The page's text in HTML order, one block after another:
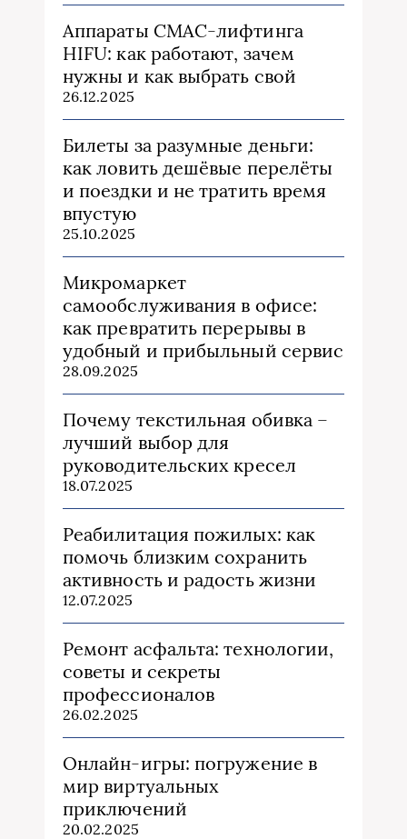
Аппараты СМАС-лифтинга
HIFU: как работают, зачем
нужны и как выбрать свой
26.12.2025
Билеты за разумные деньги:
как ловить дешёвые перелёты
и поездки и не тратить время
впустую
25.10.2025
Микромаркет
самообслуживания в офисе:
как превратить перерывы в
удобный и прибыльный сервис
28.09.2025
Почему текстильная обивка –
лучший выбор для
руководительских кресел
18.07.2025
Реабилитация пожилых: как
помочь близким сохранить
активность и радость жизни
12.07.2025
Ремонт асфальта: технологии,
советы и секреты
профессионалов
26.02.2025
Онлайн-игры: погружение в
мир виртуальных
приключений
20.02.2025